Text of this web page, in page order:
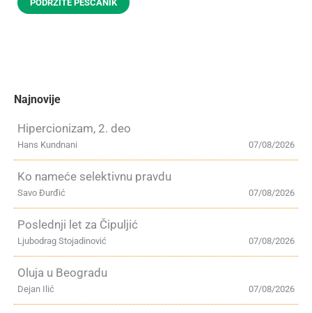
PODRŽITE PEŠČANIK
Najnovije
Hipercionizam, 2. deo
07/08/2026
Hans Kundnani
Ko nameće selektivnu pravdu
07/08/2026
Savo Đurđić
Poslednji let za Čipuljić
07/08/2026
Ljubodrag Stojadinović
Oluja u Beogradu
07/08/2026
Dejan Ilić